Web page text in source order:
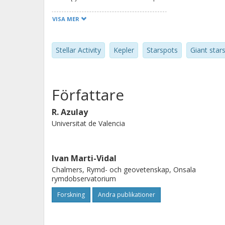
stars included in our study, we
AB Dor B and HD 160934, from
absolute orbital motion.
of the components of these binaries
by 10-40%.
VISA MER
Stellar Activity Kepler Starspots Giant stars
Författare
R. Azulay
Universitat de Valencia
Ivan Marti-Vidal
Chalmers, Rymd- och geovetenskap, Onsala
rymdobservatorium
Forskning Andra publikationer